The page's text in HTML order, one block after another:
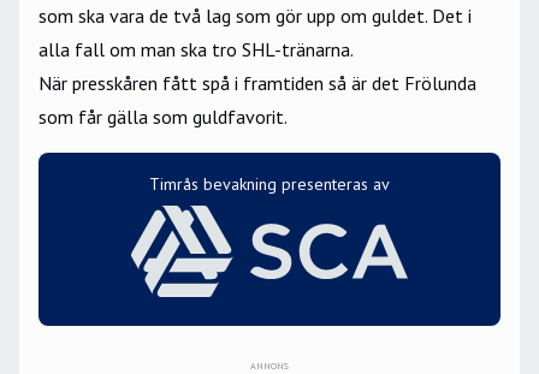
som ska vara de två lag som gör upp om guldet. Det i
alla fall om man ska tro SHL-tränarna.
När presskåren fått spå i framtiden så är det Frölunda
som får gälla som guldfavorit.
Timrås bevakning presenteras av